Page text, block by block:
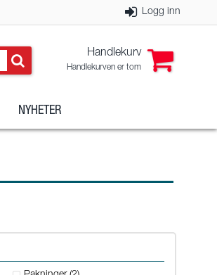
Logg inn
Handlekurv
Handlekurven er tom
NYHETER